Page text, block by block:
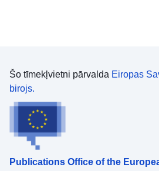
Šo tīmekļvietni pārvalda Eiropas
birojs.
Publications Office of the